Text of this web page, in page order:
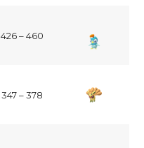
426 – 460
347 – 378